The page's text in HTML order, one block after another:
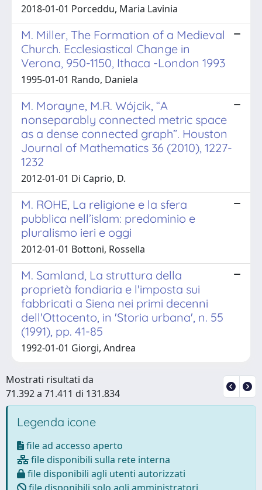
2018-01-01 Porceddu, Maria Lavinia
M. Miller, The Formation of a Medieval
Church. Ecclesiastical Change in
Verona, 950-1150, Ithaca -London 1993
1995-01-01 Rando, Daniela
M. Morayne, M.R. Wójcik, “A
nonseparably connected metric space
as a dense connected graph”. Houston
Journal of Mathematics 36 (2010), 1227-
1232
2012-01-01 Di Caprio, D.
M. ROHE, La religione e la sfera
pubblica nell’islam: predominio e
pluralismo ieri e oggi
2012-01-01 Bottoni, Rossella
M. Samland, La struttura della
proprietà fondiaria e l'imposta sui
fabbricati a Siena nei primi decenni
dell'Ottocento, in 'Storia urbana', n. 55
(1991), pp. 41-85
1992-01-01 Giorgi, Andrea
Mostrati risultati da
71.392 a 71.411 di 131.834
Legenda icone
file ad accesso aperto
file disponibili sulla rete interna
file disponibili agli utenti autorizzati
file disponibili solo agli amministratori